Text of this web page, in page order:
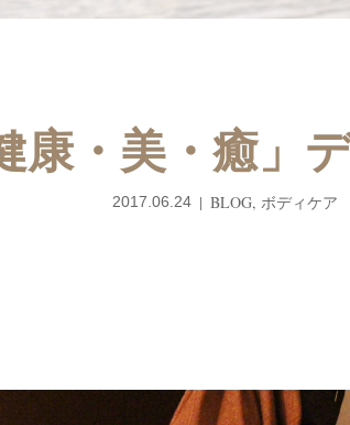
康・美・癒」
2017.06.24 BLOG, ボディケア